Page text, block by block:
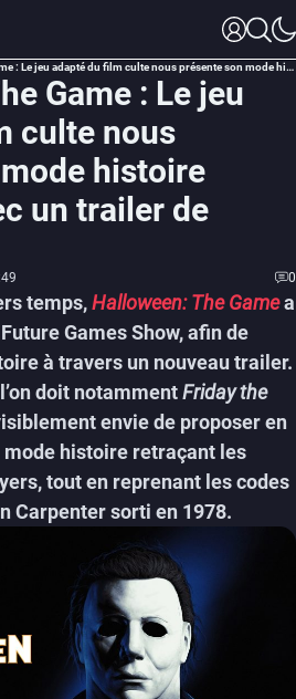
Halloween : The Game : Le jeu adapté du film culte nous présente son mode histoire intriguant avec un trailer de gameplay
Game : Le jeu
culte nous
histoire
un trailer de
0
temps,Halloween: The Gamea
Games Show, afin de
à travers un nouveau trailer.
doit notammentFriday the
envie de proposer en
histoire retraçant les
tout en reprenant les codes
Carpenter sorti en 1978.